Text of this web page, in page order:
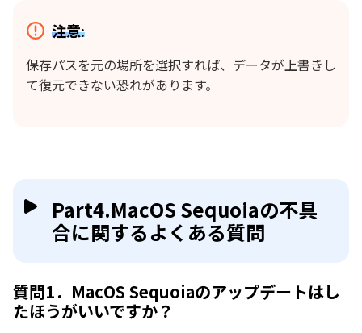
注意:
保存パスを元の場所を選択すれば、データが上書きし
て復元できない恐れがあります。
Part4.MacOS Sequoiaの不具
合に関するよくある質問
質問1．MacOS Sequoiaのアップデートはし
たほうがいいですか？